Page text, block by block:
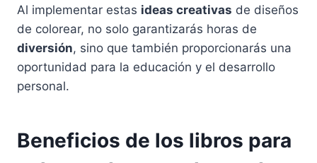
Al implementar estas ideas creativas de diseños
de colorear, no solo garantizarás horas de
diversión, sino que también proporcionarás una
oportunidad para la educación y el desarrollo
personal.
Beneficios de los libros para